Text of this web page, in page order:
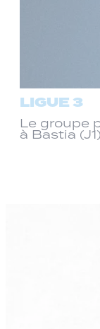
LIGUE 3
Le groupe
à Bastia (J1)